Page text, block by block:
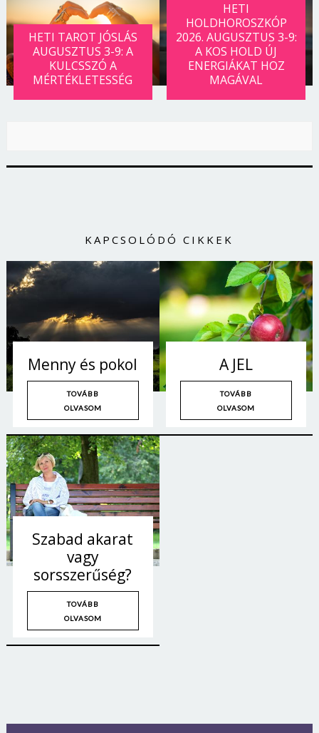
HETI TAROT JÓSLÁS
AUGUSZTUS 3-9: A
KULCSSZÓ A
MÉRTÉKLETESSÉG
HETI
HOLDHOROSZKÓP
2026. AUGUSZTUS 3-9:
A KOS HOLD ÚJ
ENERGIÁKAT HOZ
MAGÁVAL
KAPCSOLÓDÓ CIKKEK
Menny és pokol
TOVÁBB
OLVASOM
A JEL
TOVÁBB
OLVASOM
Szabad akarat
vagy
sorsszerűség?
TOVÁBB
OLVASOM